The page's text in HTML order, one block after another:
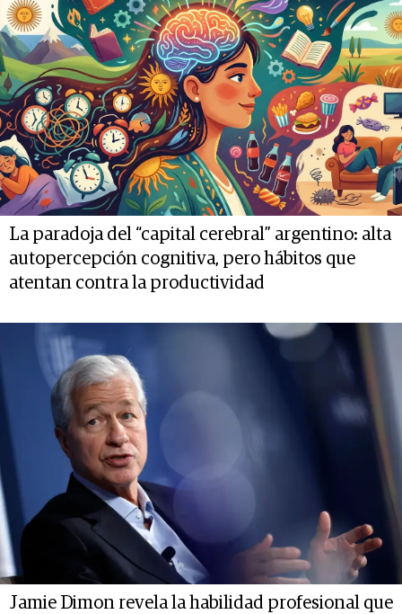
La paradoja del “capital cerebral” argentino: alta
autopercepción cognitiva, pero hábitos que
atentan contra la productividad
Jamie Dimon revela la habilidad profesional que